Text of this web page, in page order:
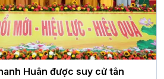
Huân được suy cử tân